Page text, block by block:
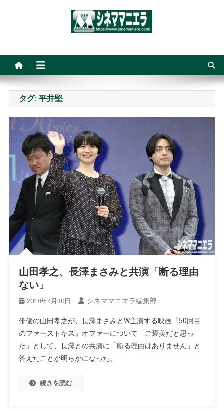
タグ: 平井堅
山田孝之、長澤まさみと共演「断る理由
ない」
2018年4月30日 シネママニエラ編集部
俳優の山田孝之が、長澤まさみとW主演する映画『50回目
のファーストキス』オファーについて「ご褒美だと思っ
た」として、長澤との共演に「断る理由はありません」と
答えたことが明らかになった。
続きを読む